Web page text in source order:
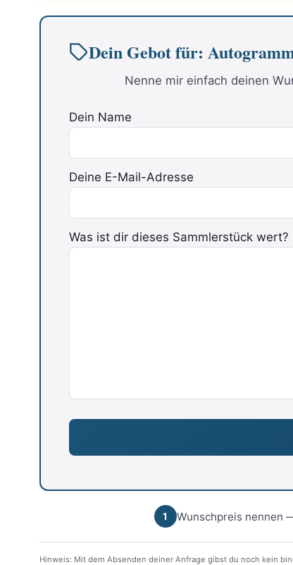
Dein Gebot für:
Nenne mir einfach deinen
Dein Name
Deine E-Mail-Adresse
Bitte lasse dieses Feld leer.
Was ist dir dieses Sammlerstück wert?
1 Wunschpreis nennen
Hinweis: Mit dem Absenden deiner Anfrage gibst du noch kein